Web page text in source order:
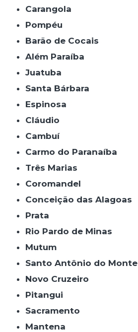
Carangola
Pompéu
Barão de Cocais
Além Paraíba
Juatuba
Santa Bárbara
Espinosa
Cláudio
Cambuí
Carmo do Paranaíba
Três Marias
Coromandel
Conceição das Alagoas
Prata
Rio Pardo de Minas
Mutum
Santo Antônio do Monte
Novo Cruzeiro
Pitangui
Sacramento
Mantena